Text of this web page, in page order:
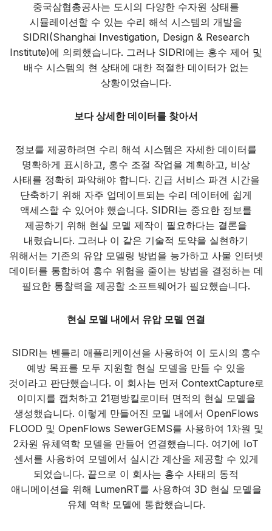
중국삼협총공사는 도시의 다양한 수자원 상태를
시뮬레이션할 수 있는 수리 해석 시스템의 개발을
SIDRI(Shanghai Investigation, Design & Research
Institute)에 의뢰했습니다. 그러나 SIDRI에는 홍수 제어 및
배수 시스템의 현 상태에 대한 적절한 데이터가 없는
상황이었습니다.
보다 상세한 데이터를 찾아서
정보를 제공하려면 수리 해석 시스템은 자세한 데이터를
명확하게 표시하고, 홍수 조절 작업을 계획하고, 비상
사태를 정확히 파악해야 합니다. 긴급 서비스 파견 시간을
단축하기 위해 자주 업데이트되는 수리 데이터에 쉽게
액세스할 수 있어야 했습니다. SIDRI는 중요한 정보를
제공하기 위해 현실 모델 제작이 필요하다는 결론을
내렸습니다. 그러나 이 같은 기술적 도약을 실현하기
위해서는 기존의 유압 모델링 방법을 능가하고 사물 인터넷
데이터를 통합하여 홍수 위험을 줄이는 방법을 결정하는 데
필요한 통찰력을 제공할 소프트웨어가 필요했습니다.
현실 모델 내에서 유압 모델 연결
SIDRI는 벤틀리 애플리케이션을 사용하여 이 도시의 홍수
예방 목표를 모두 지원할 현실 모델을 만들 수 있을
것이라고 판단했습니다. 이 회사는 먼저 ContextCapture로
이미지를 캡처하고 21평방킬로미터 면적의 현실 모델을
생성했습니다. 이렇게 만들어진 모델 내에서 OpenFlows
FLOOD 및 OpenFlows SewerGEMS를 사용하여 1차원 및
2차원 유체역학 모델을 만들어 연결했습니다. 여기에 IoT
센서를 사용하여 모델에서 실시간 계산을 제공할 수 있게
되었습니다. 끝으로 이 회사는 홍수 사태의 동적
애니메이션을 위해 LumenRT를 사용하여 3D 현실 모델을
유체 역학 모델에 통합했습니다.